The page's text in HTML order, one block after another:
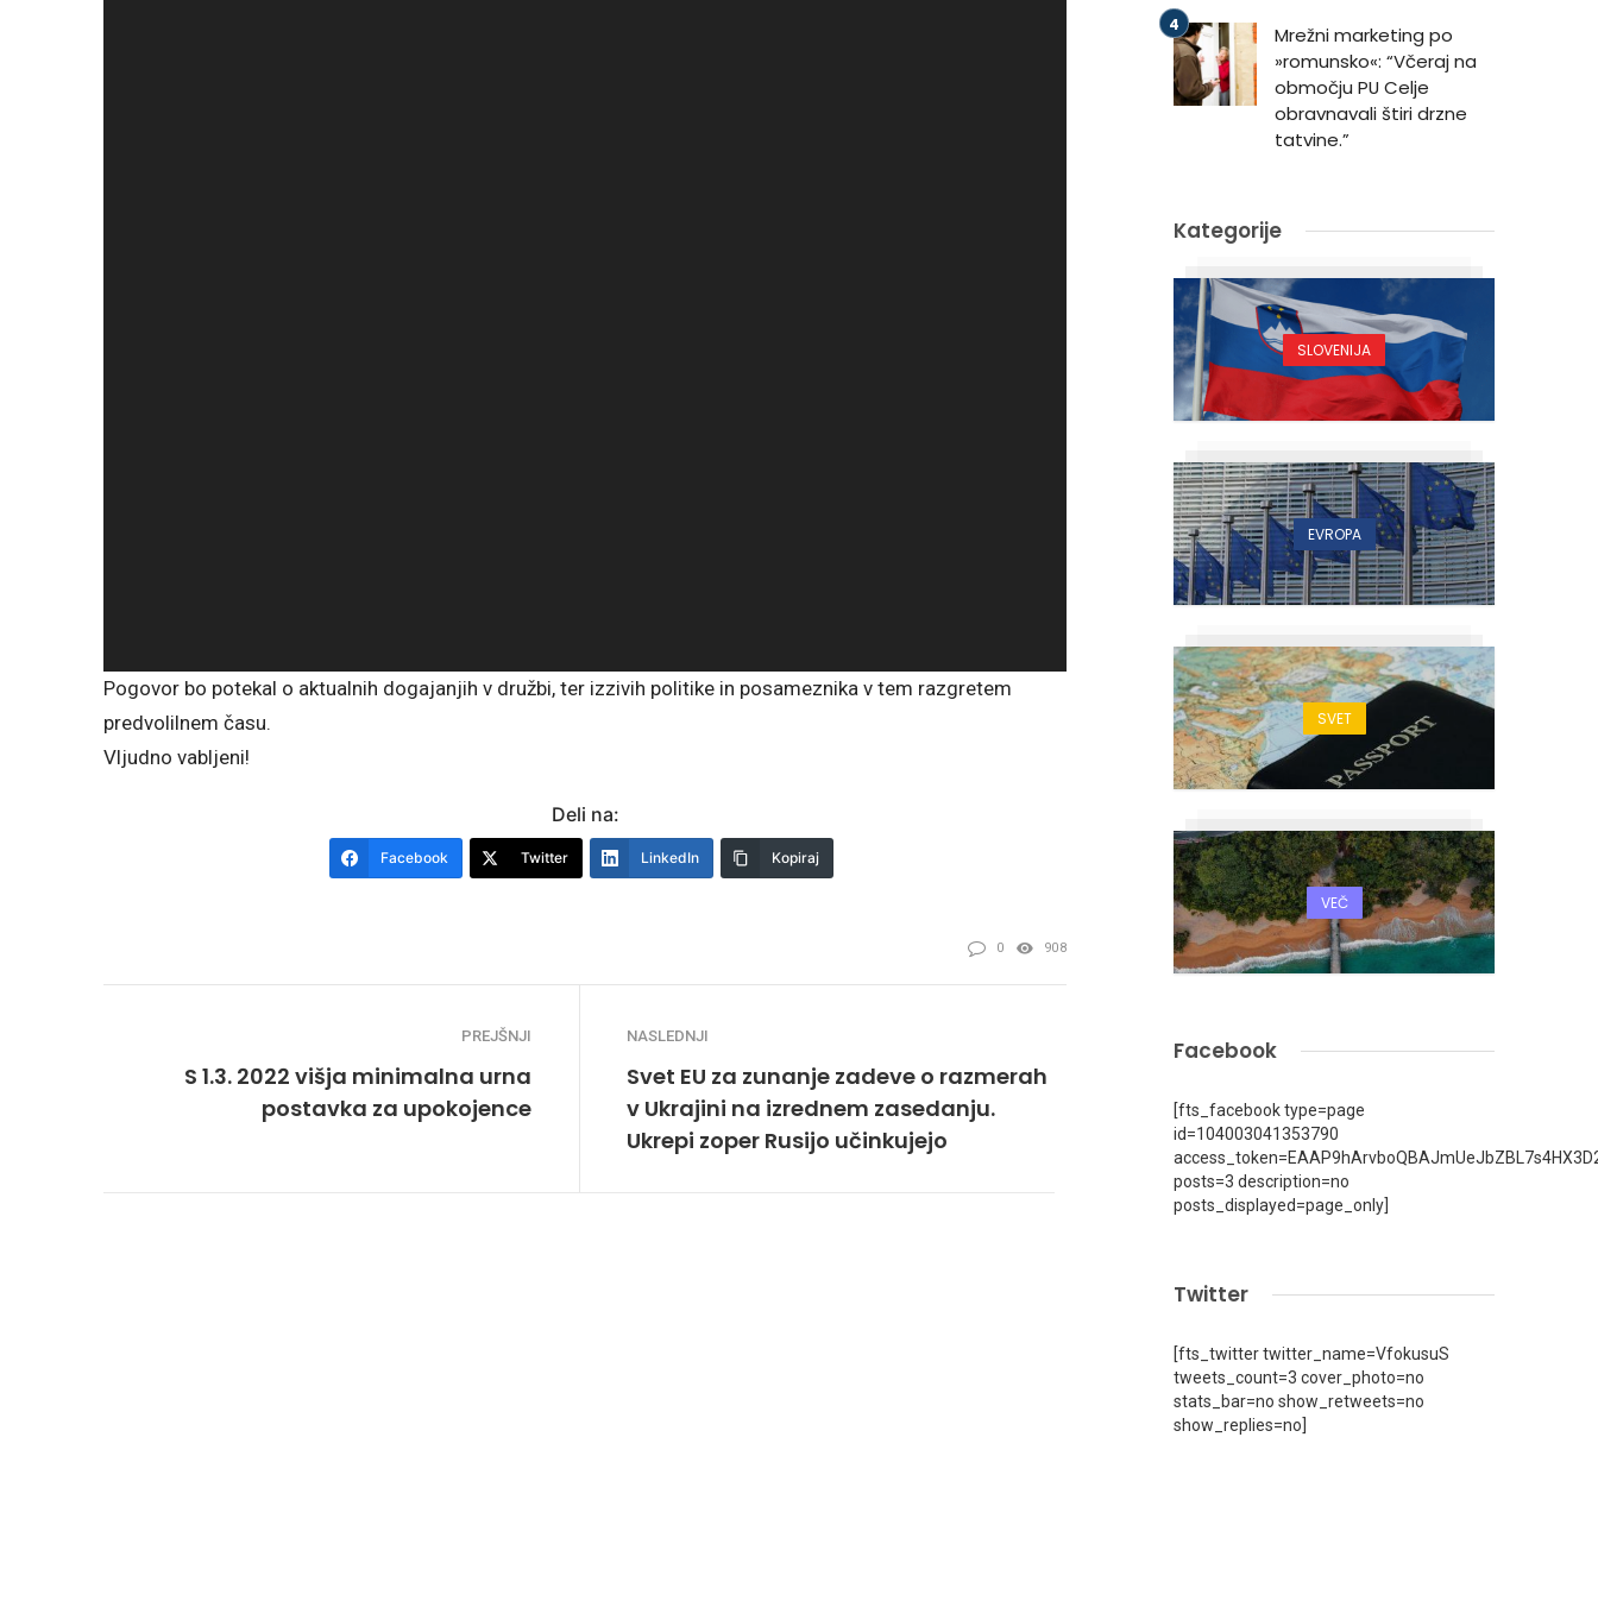
Pogovor bo potekal o aktualnih dogajanjih v družbi, ter izzivih politike in posameznika v tem razgretem
predvolilnem času.
Vljudno vabljeni!
Deli na:
Facebook Twitter LinkedIn Kopiraj
0 908
PREJŠNJI
S 1.3. 2022 višja minimalna urna
postavka za upokojence
NASLEDNJI
Svet EU za zunanje zadeve o razmerah
v Ukrajini na izrednem zasedanju.
Ukrepi zoper Rusijo učinkujejo
Mrežni marketing po
»romunsko«: “Včeraj na
območju PU Celje
obravnavali štiri drzne
tatvine.”
Kategorije
SLOVENIJA
EVROPA
SVET
VEČ
Facebook
[fts_facebook type=page
id=104003041353790
posts=3 description=no
posts_displayed=page_only]
Twitter
[fts_twitter twitter_name=VfokusuS
tweets_count=3 cover_photo=no
stats_bar=no show_retweets=no
show_replies=no]